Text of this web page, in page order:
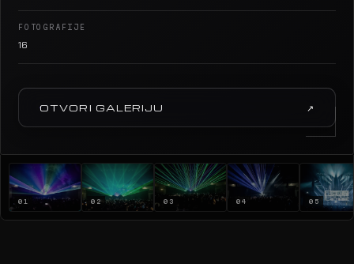
FOTOGRAFIJE
16
OTVORI GALERIJU ↗
01 02 03 04 05